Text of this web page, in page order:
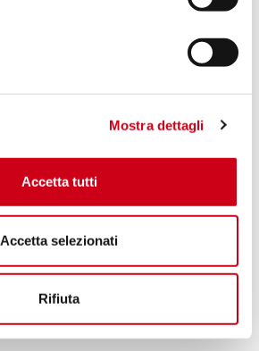
Mostra dettagli
Accetta tutti
Accetta selezionati
Rifiuta
PRODUIT